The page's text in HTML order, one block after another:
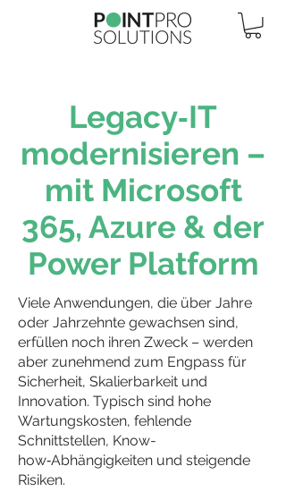
Legacy‑IT
modernisieren –
mit Microsoft
365, Azure & der
Power Platform
Viele Anwendungen, die über Jahre
oder Jahrzehnte gewachsen sind,
erfüllen noch ihren Zweck – werden
aber zunehmend zum Engpass für
Sicherheit, Skalierbarkeit und
Innovation. Typisch sind hohe
Wartungskosten, fehlende
Schnittstellen, Know-
how‑Abhängigkeiten und steigende
Risiken.